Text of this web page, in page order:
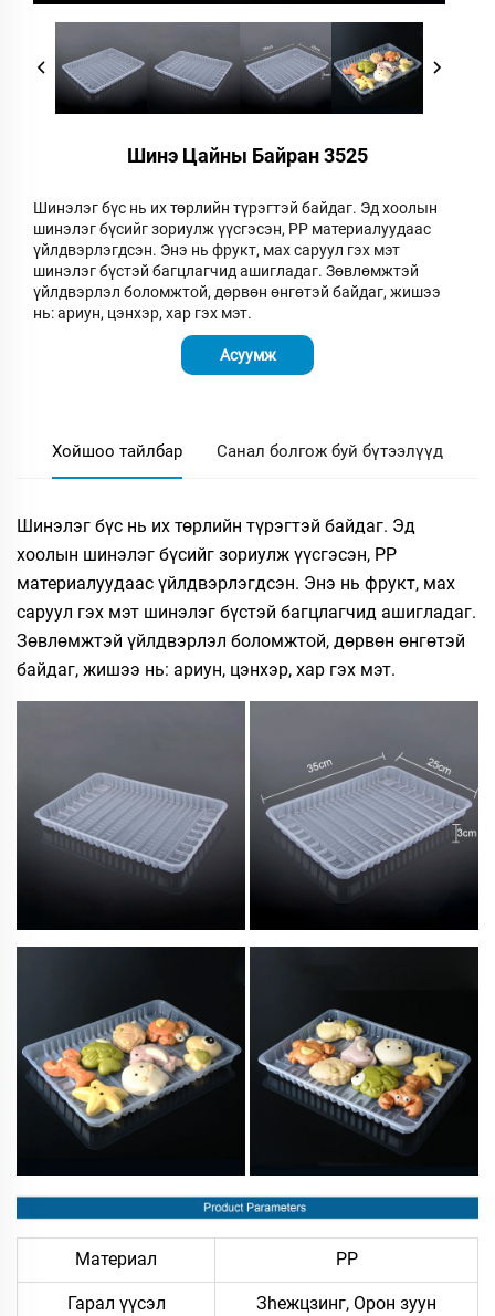
Шинэ Цайны Байран 3525
Шинэлэг бүс нь их төрлийн түрэгтэй байдаг. Эд хоолын
шинэлэг бүсийг зориулж үүсгэсэн, PP материалуудаас
үйлдвэрлэгдсэн. Энэ нь фрукт, мах саруул гэх мэт
шинэлэг бүстэй багцлагчид ашигладаг. Зөвлөмжтэй
үйлдвэрлэл боломжтой, дөрвөн өнгөтэй байдаг, жишээ
нь: ариун, цэнхэр, хар гэх мэт.
Асуумж
Хойшоо тайлбар Санал болгож буй бүтээлүүд
Шинэлэг бүс нь их төрлийн түрэгтэй байдаг. Эд
хоолын шинэлэг бүсийг зориулж үүсгэсэн, PP
материалуудаас үйлдвэрлэгдсэн. Энэ нь фрукт, мах
саруул гэх мэт шинэлэг бүстэй багцлагчид ашигладаг.
Зөвлөмжтэй үйлдвэрлэл боломжтой, дөрвөн өнгөтэй
байдаг, жишээ нь: ариун, цэнхэр, хар гэх мэт.
Материал PP
Гарал үүсэл Зheжцзинг, Орон зуун